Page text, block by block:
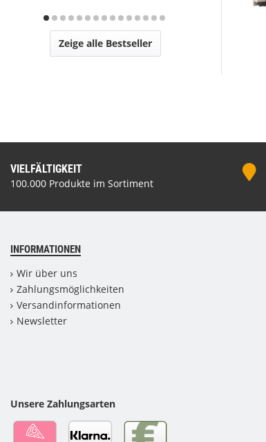
Zeige alle Bestseller
VIELFÄLTIGKEIT
100.000 Produkte im Sortiment
INFORMATIONEN
Wir über uns
Zahlungsmöglichkeiten
Versandinformationen
Newsletter
Unsere Zahlungsarten